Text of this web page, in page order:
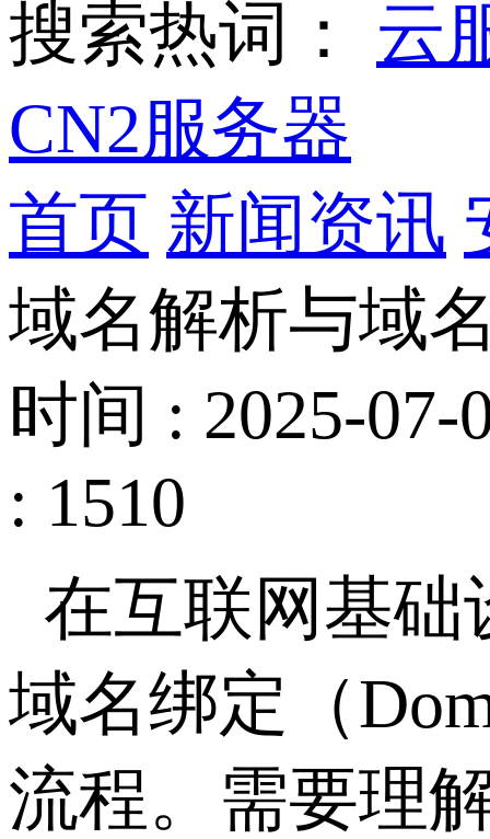
搜索热词： 云
CN2服务器
首页 新闻资讯
域名解析与域
时间 : 2025-07-
: 1510
在互联网基础
域名绑定（
流程。需要理